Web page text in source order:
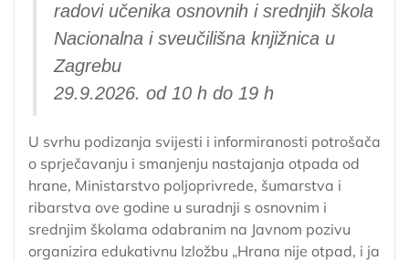
radovi učenika osnovnih i srednjih škola
Nacionalna i sveučilišna knjižnica u
Zagrebu
29.9.2026. od 10 h do 19 h
U svrhu podizanja svijesti i informiranosti potrošača
o sprječavanju i smanjenju nastajanja otpada od
hrane, Ministarstvo poljoprivrede, šumarstva i
ribarstva ove godine u suradnji s osnovnim i
srednjim školama odabranim na Javnom pozivu
organizira edukativnu Izložbu „Hrana nije otpad, i ja